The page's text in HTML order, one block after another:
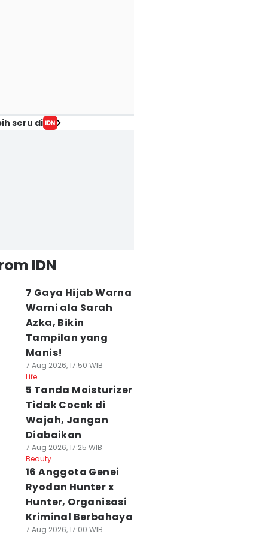
seru di
IDN
7 Gaya Hijab Warna
Warni ala Sarah
Azka, Bikin
Tampilan yang
Manis!
7 Aug 2026, 17:50 WIB
Life
5 Tanda Moisturizer
Tidak Cocok di
Wajah, Jangan
Diabaikan
7 Aug 2026, 17:25 WIB
Beauty
16 Anggota Genei
Ryodan Hunter x
Hunter, Organisasi
Kriminal Berbahaya
7 Aug 2026, 17:00 WIB